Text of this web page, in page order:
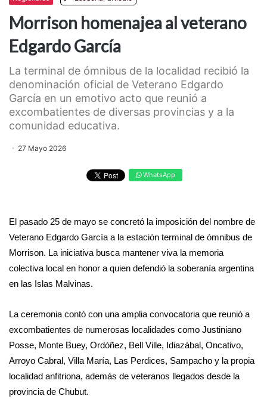
Morrison homenajea al veterano
Edgardo García
La terminal de ómnibus de la localidad recibió la
denominación oficial de Veterano Edgardo
García en un emotivo acto que reunió a
excombatientes de diversas provincias y a la
comunidad educativa.
27 Mayo 2026
WhatsApp
El pasado 25 de mayo se concretó la imposición del nombre de
Veterano Edgardo García a la estación terminal de ómnibus de
Morrison. La iniciativa busca mantener viva la memoria
colectiva local en honor a quien defendió la soberanía argentina
en las Islas Malvinas.
La ceremonia contó con una amplia convocatoria que reunió a
excombatientes de numerosas localidades como Justiniano
Posse, Monte Buey, Ordóñez, Bell Ville, Idiazábal, Oncativo,
Arroyo Cabral, Villa María, Las Perdices, Sampacho y la propia
localidad anfitriona, además de veteranos llegados desde la
provincia de Chubut.